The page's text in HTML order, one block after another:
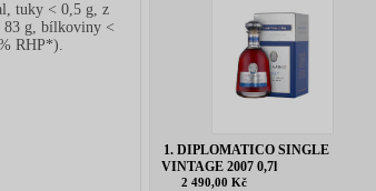
tuky < 0,5 g, z
83 g, bílkoviny <
RHP*).
1. DIPLOMATICO SINGLE
VINTAGE 2007 0,7l
2 490,00 Kč